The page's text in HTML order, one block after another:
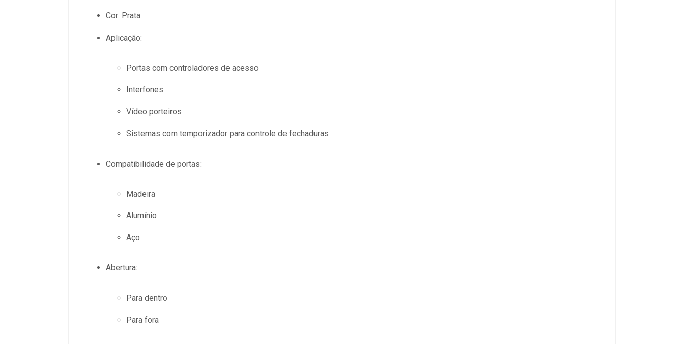
Cor: Prata
Aplicação:
Portas com controladores de acesso
Interfones
Vídeo porteiros
Sistemas com temporizador para controle de fechaduras
Compatibilidade de portas:
Madeira
Alumínio
Aço
Abertura:
Para dentro
Para fora